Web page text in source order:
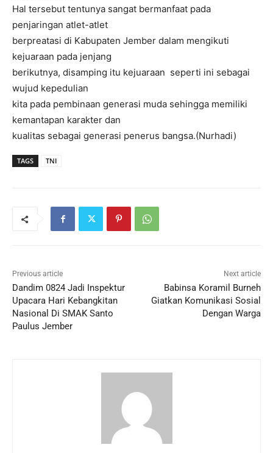
Hal tersebut tentunya sangat bermanfaat pada
penjaringan atlet-atlet
berpreatasi di Kabupaten Jember dalam mengikuti
kejuaraan pada jenjang
berikutnya, disamping itu kejuaraan seperti ini sebagai
wujud kepedulian
kita pada pembinaan generasi muda sehingga memiliki
kemantapan karakter dan
kualitas sebagai generasi penerus bangsa.(Nurhadi)
TAGS TNI
Previous article
Dandim 0824 Jadi Inspektur
Upacara Hari Kebangkitan
Nasional Di SMAK Santo
Paulus Jember
Next article
Babinsa Koramil Burneh
Giatkan Komunikasi Sosial
Dengan Warga